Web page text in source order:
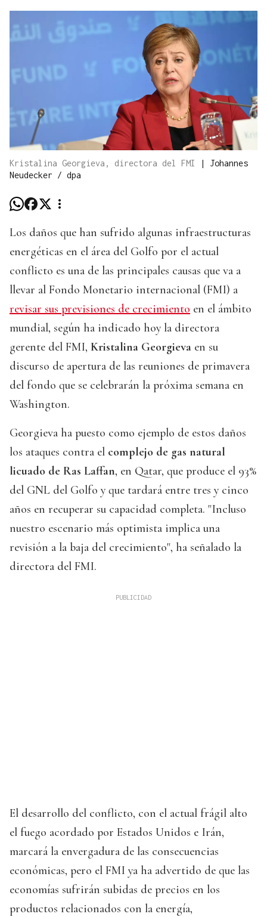
Kristalina Georgieva, directora del FMI | Johannes
Neudecker / dpa
Los daños que han sufrido algunas infraestructuras
energéticas en el área del Golfo por el actual
conflicto es una de las principales causas que va a
llevar al Fondo Monetario internacional (FMI) a
revisar sus previsiones de crecimiento en el ámbito
mundial, según ha indicado hoy la directora
gerente del FMI, Kristalina Georgieva en su
discurso de apertura de las reuniones de primavera
del fondo que se celebrarán la próxima semana en
Washington.
Georgieva ha puesto como ejemplo de estos daños
los ataques contra el complejo de gas natural
licuado de Ras Laffan, en Qatar, que produce el 93%
del GNL del Golfo y que tardará entre tres y cinco
años en recuperar su capacidad completa. "Incluso
nuestro escenario más optimista implica una
revisión a la baja del crecimiento", ha señalado la
directora del FMI.
El desarrollo del conflicto, con el actual frágil alto
el fuego acordado por Estados Unidos e Irán,
marcará la envergadura de las consecuencias
económicas, pero el FMI ya ha advertido de que las
economías sufrirán subidas de precios en los
productos relacionados con la energía,